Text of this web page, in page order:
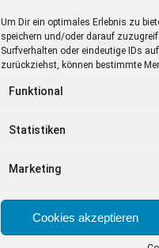
Um Dir ein optimales Erlebnis zu
speichern und/oder darauf
Surfverhalten oder eindeutige IDs
zurückziehst, können bestimmte
Funktional
Statistiken
Marketing
Cookies akzeptieren
Jahr